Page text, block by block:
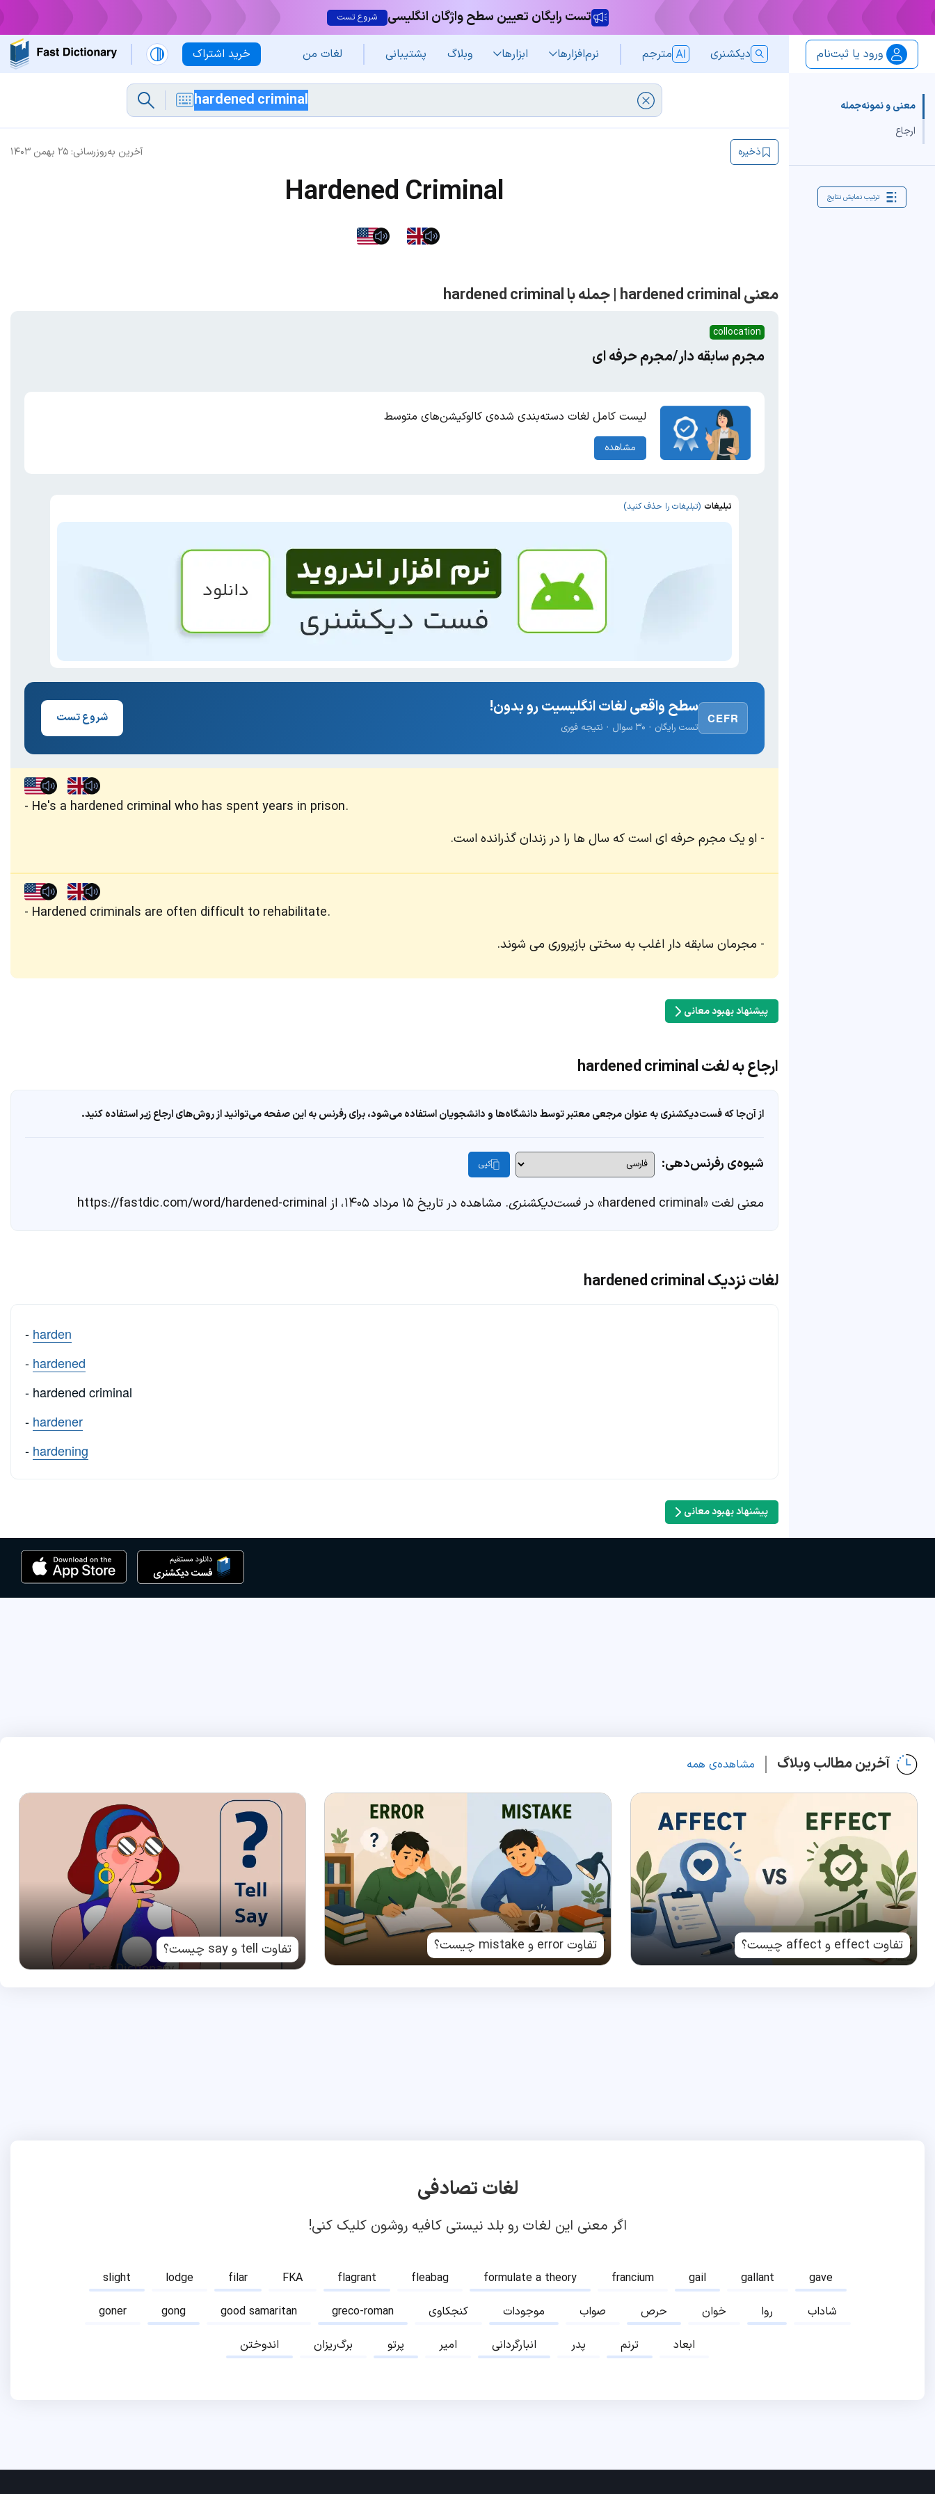
تست رایگان تعیین سطح واژگان انگلیسی شروع تست
خرید اشتراک ورود یا ثبت‌نام دیکشنری مترجم نرم‌افزار‌ها ابزارها وبلاگ پشتیبانی لغات من
معنی و نمونه‌جمله
ارجاع
ترتیب نمایش نتایج
آخرین به‌روزرسانی: ۲۵ بهمن ۱۴۰۳ ذخیره
Hardened Criminal
معنی hardened criminal | جمله با hardened criminal
collocation
مجرم سابقه دار/مجرم حرفه ای
لیست کامل لغات دسته‌بندی شده‌ی کالوکیشن‌های متوسط
مشاهده
تبلیغات (تبلیغات را حذف کنید)
CEFR
سطح واقعی لغات انگلیسیت رو بدون!
تست رایگان · ۳۰ سوال · نتیجه فوری
شروع تست
He's a hardened criminal who has spent years in prison.
او یک مجرم حرفه ای است که سال ها را در زندان گذرانده است.
Hardened criminals are often difficult to rehabilitate.
مجرمان سابقه دار اغلب به سختی بازپروری می شوند.
پیشنهاد بهبود معانی
ارجاع به لغت hardened criminal
از آن‌جا که فست‌دیکشنری به عنوان مرجعی معتبر توسط دانشگاه‌ها و دانشجویان استفاده می‌شود، برای رفرنس به این صفحه می‌توانید از روش‌های ارجاع زیر استفاده کنید.
شیوه‌ی رفرنس‌دهی: کپی
معنی لغت «hardened criminal» در فست‌دیکشنری. مشاهده در تاریخ ۱۵ مرداد ۱۴۰۵، از https://fastdic.com/word/hardened-criminal
لغات نزدیک hardened criminal
- harden
- hardened
- hardened criminal
- hardener
- hardening
پیشنهاد بهبود معانی
آخرین مطالب وبلاگ مشاهده‌ی همه
تفاوت effect و affect چیست؟ تفاوت error و mistake چیست؟ تفاوت tell و say چیست؟
لغات تصادفی
اگر معنی این لغات رو بلد نیستی کافیه روشون کلیک کنی!
slight lodge filar FKA flagrant fleabag formulate a theory francium gail gallant
gave
goner
gong good samaritan greco-roman کنجکاوی موجودات صواب حرص خوان روا
شاداب
اندوختن
برگ‌ریزان پرتو امیر انبارگردانی پدر ترنم ابعاد